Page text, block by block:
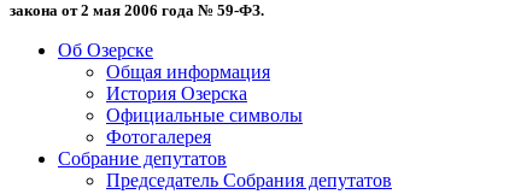
закона от 2 мая 2006 года № 59-ФЗ.
Об Озерске
Общая информация
История Озерска
Официальные символы
Фотогалерея
Собрание депутатов
Председатель Собрания депутатов